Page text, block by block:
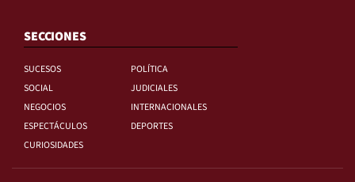
SECCIONES
SUCESOS
POLÍTICA
SOCIAL
JUDICIALES
NEGOCIOS
INTERNACIONALES
ESPECTÁCULOS
DEPORTES
CURIOSIDADES